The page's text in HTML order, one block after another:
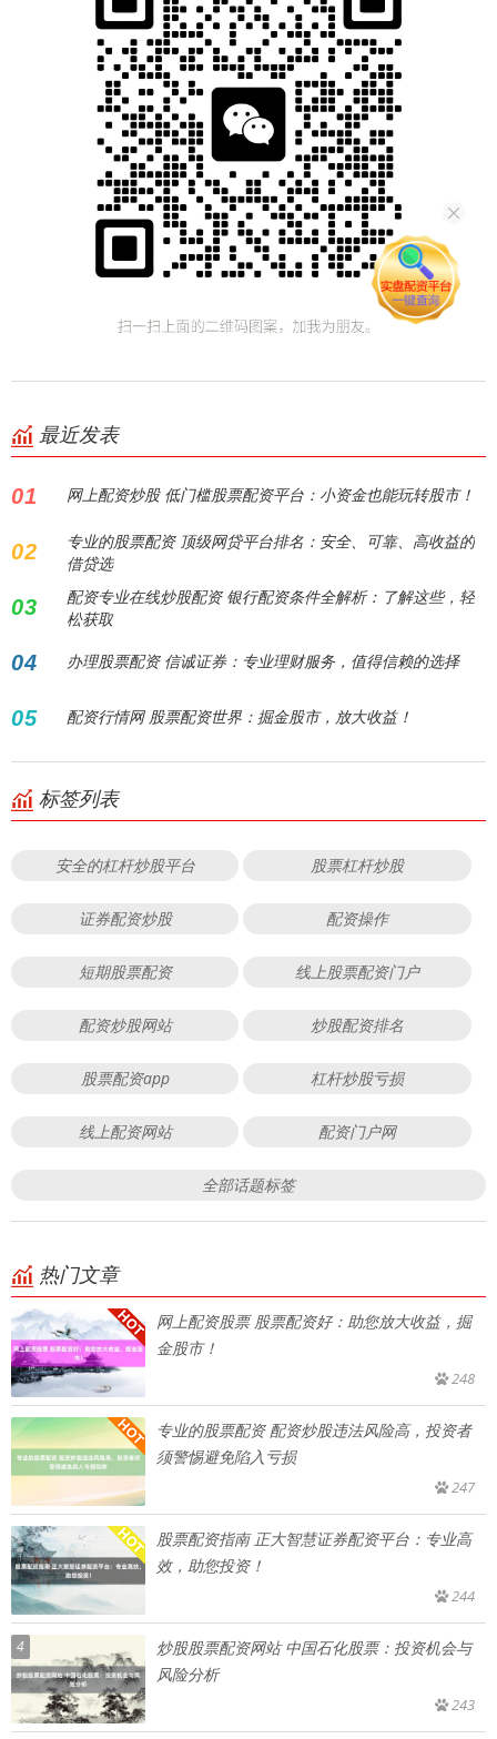
最近发表
01 网上配资炒股 低门槛股票配资平台：小资金也能玩转股市！
02
专业的股票配资 顶级网贷平台排名：安全、可靠、高收益的
借贷选
03
配资专业在线炒股配资 银行配资条件全解析：了解这些，轻
松获取
04 办理股票配资 信诚证券：专业理财服务，值得信赖的选择
05 配资行情网 股票配资世界：掘金股市，放大收益！
标签列表
安全的杠杆炒股平台 股票杠杆炒股
证券配资炒股 配资操作
短期股票配资 线上股票配资门户
配资炒股网站 炒股配资排名
股票配资app 杠杆炒股亏损
线上配资网站 配资门户网
全部话题标签
热门文章
网上配资股票 股票配资好：助您放大收益，掘
金股市！
248
专业的股票配资 配资炒股违法风险高，投资者
须警惕避免陷入亏损
247
股票配资指南 正大智慧证券配资平台：专业高
效，助您投资！
244
4
炒股股票配资网站 中国石化股票：投资机会与
风险分析
243